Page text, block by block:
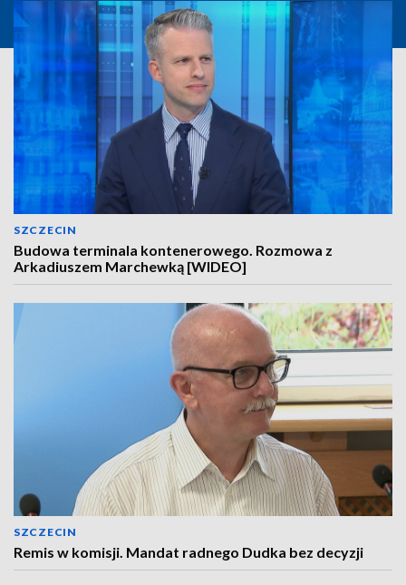
SZCZECIN
Budowa terminala kontenerowego. Rozmowa z
Arkadiuszem Marchewką [WIDEO]
SZCZECIN
Remis w komisji. Mandat radnego Dudka bez decyzji